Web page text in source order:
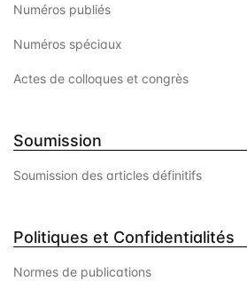
Numéros publiés
Numéros spéciaux
Actes de colloques et congrès
Soumission
Soumission des articles définitifs
Politiques et Confidentialités
Normes de publications